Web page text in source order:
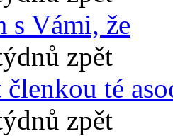
s Vámi, že
zpět
členkou té
zpět